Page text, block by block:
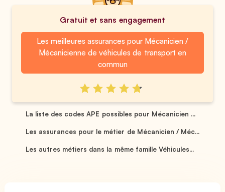
Gratuit et sans engagement
Les meilleures assurances pour Mécanicien /
Mécanicienne de véhicules de transport en
commun
La liste des codes APE possibles pour Mécanicien ...
Les assurances pour le métier de Mécanicien / Méc...
Les autres métiers dans la même famille Véhicules...